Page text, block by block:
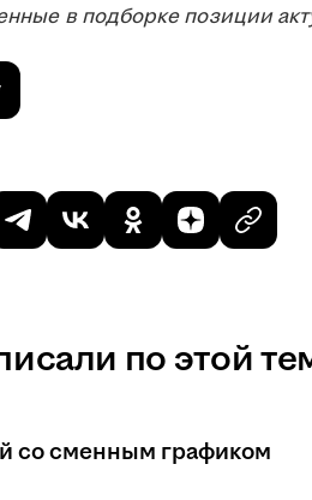
в подборке позиции
по этой
со сменным графиком